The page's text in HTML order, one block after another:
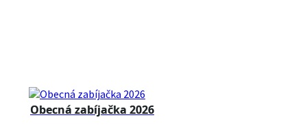
Obecná zabíjačka 2026